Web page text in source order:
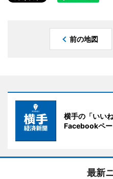
前の地図
横手の「いい
Facebookペ
最新